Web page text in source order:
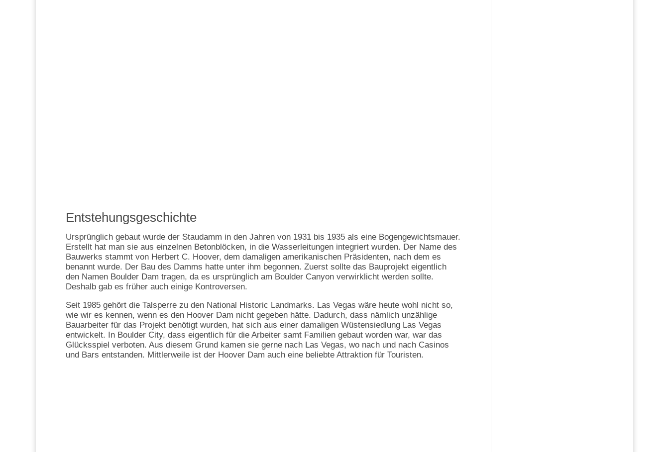
Entstehungsgeschichte
Ursprünglich gebaut wurde der Staudamm in den Jahren von 1931 bis 1935 als eine Bogengewichtsmauer.
Erstellt hat man sie aus einzelnen Betonblöcken, in die Wasserleitungen integriert wurden. Der Name des
Bauwerks stammt von Herbert C. Hoover, dem damaligen amerikanischen Präsidenten, nach dem es
benannt wurde. Der Bau des Damms hatte unter ihm begonnen. Zuerst sollte das Bauprojekt eigentlich
den Namen Boulder Dam tragen, da es ursprünglich am Boulder Canyon verwirklicht werden sollte.
Deshalb gab es früher auch einige Kontroversen.
Seit 1985 gehört die Talsperre zu den National Historic Landmarks. Las Vegas wäre heute wohl nicht so,
wie wir es kennen, wenn es den Hoover Dam nicht gegeben hätte. Dadurch, dass nämlich unzählige
Bauarbeiter für das Projekt benötigt wurden, hat sich aus einer damaligen Wüstensiedlung Las Vegas
entwickelt. In Boulder City, dass eigentlich für die Arbeiter samt Familien gebaut worden war, war das
Glücksspiel verboten. Aus diesem Grund kamen sie gerne nach Las Vegas, wo nach und nach Casinos
und Bars entstanden. Mittlerweile ist der Hoover Dam auch eine beliebte Attraktion für Touristen.